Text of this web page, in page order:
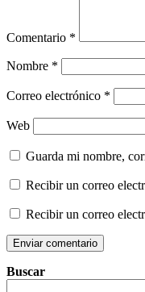
Comentario *
Nombre *
Correo electrónico *
Web
Guarda mi nombre,
Recibir un correo
Recibir un correo
Buscar